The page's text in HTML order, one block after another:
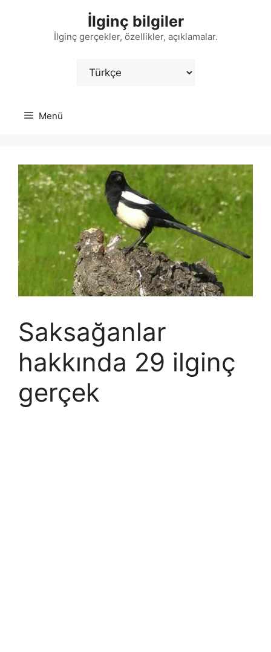
İlginç bilgiler
İlginç gerçekler, özellikler, açıklamalar.
Menü
Saksağanlar
hakkında 29 ilginç
gerçek